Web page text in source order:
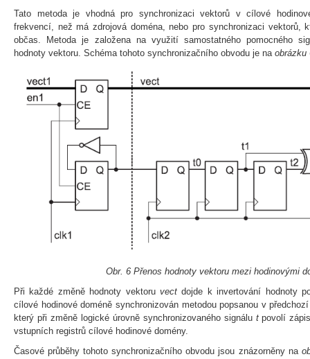
Tato metoda je vhodná pro synchronizaci vektorů v cílové
frekvencí, než má zdrojová doména, nebo pro synchronizaci vektorů,
občas. Metoda je založena na využití samostatného pomocného
hodnoty vektoru. Schéma tohoto synchronizačního obvodu je na obrázku
Obr. 6 Přenos hodnoty vektoru mezi hodinovými
Při každé změně hodnoty vektoru vectdojde k invertování hodnoty
cílové hodinové doméně synchronizován metodou popsanou v
který při změně logické úrovně synchronizovaného signálu tpovolí
vstupních registrů cílové hodinové domény.
Časové průběhy tohoto synchronizačního obvodu jsou znázorněny na